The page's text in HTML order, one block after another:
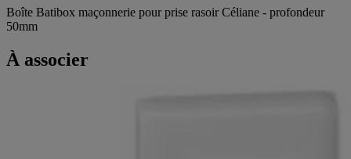
Boîte Batibox maçonnerie pour prise rasoir Céliane - profondeur
50mm
À associer